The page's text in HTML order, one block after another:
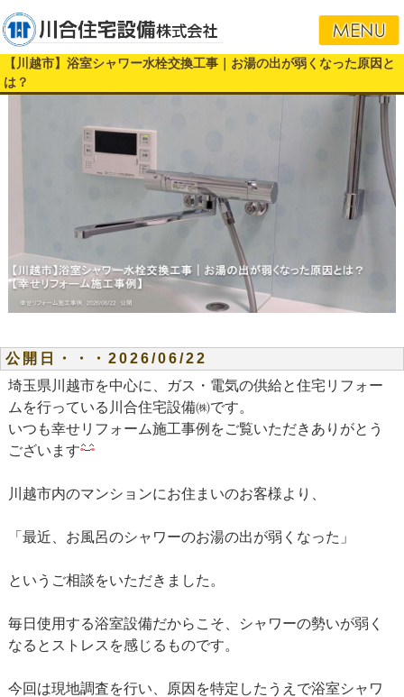
【川越市】浴室シャワー水栓交換工事｜お湯の出が弱くなった原因と
は？
公開日・・・2026/06/22
埼玉県川越市を中心に、ガス・電気の供給と住宅リフォー
ムを行っている川合住宅設備㈱です。
いつも幸せリフォーム施工事例をご覧いただきありがとう
ございます
川越市内のマンションにお住まいのお客様より、
「最近、お風呂のシャワーのお湯の出が弱くなった」
というご相談をいただきました。
毎日使用する浴室設備だからこそ、シャワーの勢いが弱く
なるとストレスを感じるものです。
今回は現地調査を行い、原因を特定したうえで浴室シャワ